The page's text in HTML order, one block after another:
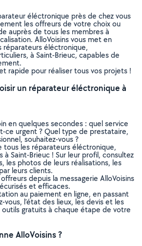
éléctronique près de chez vous
les offreurs de votre choix ou
auprès de tous les membres à
AlloVoisins vous met en
réparateurs éléctronique,
à Saint-Brieuc, capables de
rapide pour réaliser tous vos projets !
un réparateur éléctronique à
en quelques secondes : quel service
ce urgent ? Quel type de prestataire,
souhaitez-vous ?
tous les réparateurs éléctronique,
à Saint-Brieuc ! Sur leur profil, consultez
les photos de leurs réalisations, les
leurs clients.
depuis la messagerie AlloVoisins
et efficaces.
au paiement en ligne, en passant
vous, l’état des lieux, les devis et les
gratuits à chaque étape de votre
AlloVoisins ?